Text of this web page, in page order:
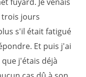
trois jours
s'il était fatigué
Et puis j'ai
j'étais déjà